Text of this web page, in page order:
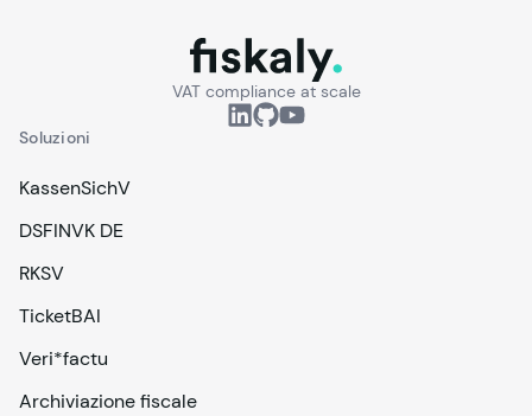
fiskaly.
VAT compliance at scale
Soluzioni
KassenSichV
DSFINVK DE
RKSV
TicketBAI
Veri*factu
Archiviazione fiscale